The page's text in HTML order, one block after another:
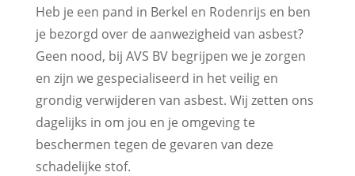
Heb je een pand in Berkel en Rodenrijs en ben
je bezorgd over de aanwezigheid van asbest?
Geen nood, bij AVS BV begrijpen we je zorgen
en zijn we gespecialiseerd in het veilig en
grondig verwijderen van asbest. Wij zetten ons
dagelijks in om jou en je omgeving te
beschermen tegen de gevaren van deze
schadelijke stof.